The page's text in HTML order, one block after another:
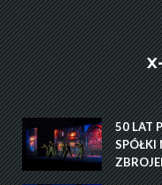
50 LAT
SPÓŁKI